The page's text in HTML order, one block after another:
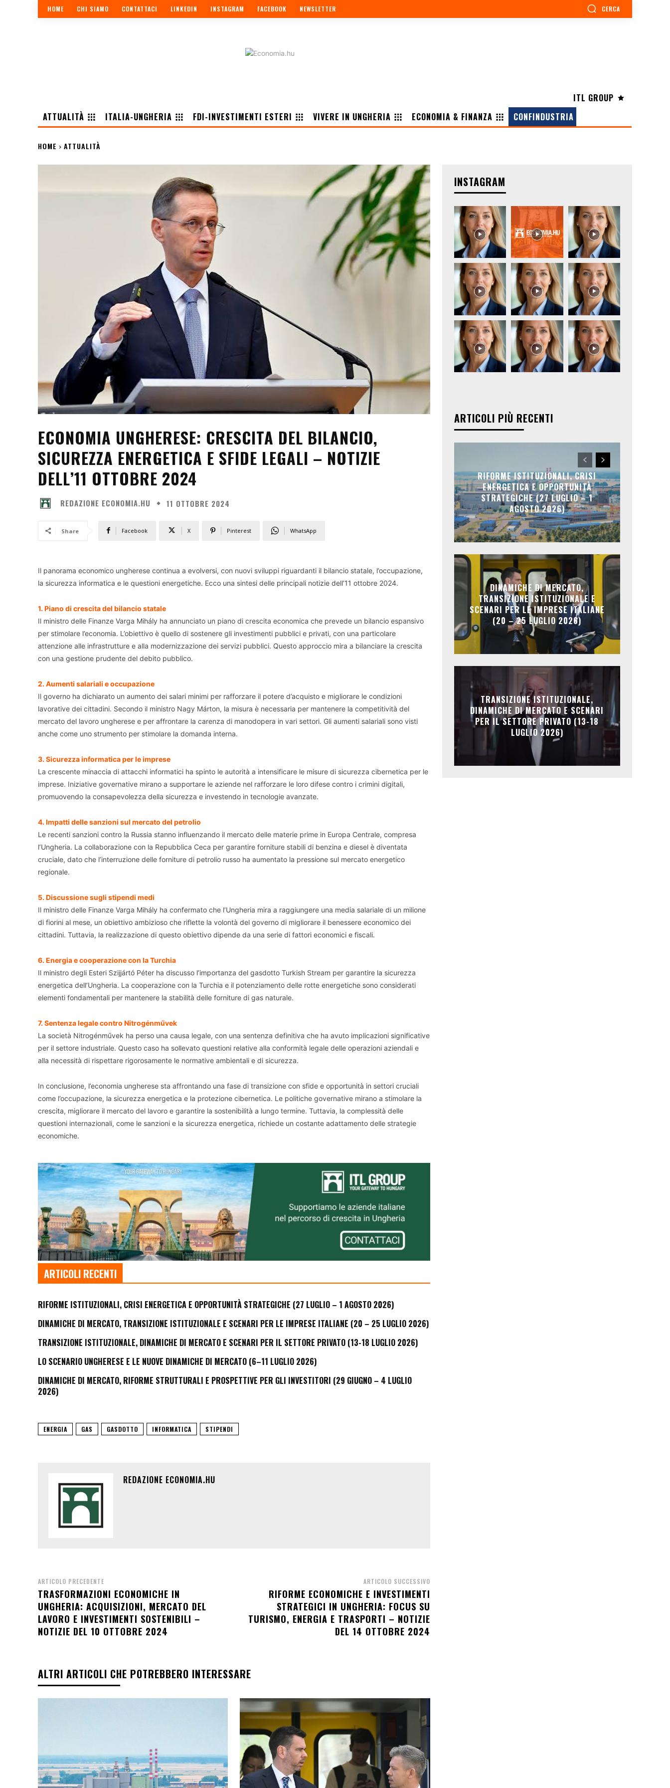
HOME CHI SIAMO CONTATTACI LINKEDIN INSTAGRAM FACEBOOK NEWSLETTER CERCA
ITL GROUP
ATTUALITÀ
ITALIA-UNGHERIA FDI-INVESTIMENTI ESTERI VIVERE IN UNGHERIA ECONOMIA & FINANZA CONFINDUSTRIA
HOME ATTUALITÀ
ECONOMIA UNGHERESE: CRESCITA DEL BILANCIO,
SICUREZZA ENERGETICA E SFIDE LEGALI – NOTIZIE
DELL’11 OTTOBRE 2024
REDAZIONE ECONOMIA.HU 11 OTTOBRE 2024
Share Facebook X Pinterest WhatsApp
Il panorama economico ungherese continua a evolversi, con nuovi sviluppi riguardanti il bilancio statale, l’occupazione,
la sicurezza informatica e le questioni energetiche. Ecco una sintesi delle principali notizie dell’11 ottobre 2024.
1. Piano di crescita del bilancio statale
Il ministro delle Finanze Varga Mihály ha annunciato un piano di crescita economica che prevede un bilancio espansivo
per stimolare l’economia. L’obiettivo è quello di sostenere gli investimenti pubblici e privati, con una particolare
attenzione alle infrastrutture e alla modernizzazione dei servizi pubblici. Questo approccio mira a bilanciare la crescita
con una gestione prudente del debito pubblico.
2. Aumenti salariali e occupazione
Il governo ha dichiarato un aumento dei salari minimi per rafforzare il potere d’acquisto e migliorare le condizioni
lavorative dei cittadini. Secondo il ministro Nagy Márton, la misura è necessaria per mantenere la competitività del
mercato del lavoro ungherese e per affrontare la carenza di manodopera in vari settori. Gli aumenti salariali sono visti
anche come uno strumento per stimolare la domanda interna.
3. Sicurezza informatica per le imprese
La crescente minaccia di attacchi informatici ha spinto le autorità a intensificare le misure di sicurezza cibernetica per le
imprese. Iniziative governative mirano a supportare le aziende nel rafforzare le loro difese contro i crimini digitali,
promuovendo la consapevolezza della sicurezza e investendo in tecnologie avanzate.
4. Impatti delle sanzioni sul mercato del petrolio
Le recenti sanzioni contro la Russia stanno influenzando il mercato delle materie prime in Europa Centrale, compresa
l’Ungheria. La collaborazione con la Repubblica Ceca per garantire forniture stabili di benzina e diesel è diventata
cruciale, dato che l’interruzione delle forniture di petrolio russo ha aumentato la pressione sul mercato energetico
regionale.
5. Discussione sugli stipendi medi
Il ministro delle Finanze Varga Mihály ha confermato che l’Ungheria mira a raggiungere una media salariale di un milione
di fiorini al mese, un obiettivo ambizioso che riflette la volontà del governo di migliorare il benessere economico dei
cittadini. Tuttavia, la realizzazione di questo obiettivo dipende da una serie di fattori economici e fiscali.
6. Energia e cooperazione con la Turchia
Il ministro degli Esteri Szijjártó Péter ha discusso l’importanza del gasdotto Turkish Stream per garantire la sicurezza
energetica dell’Ungheria. La cooperazione con la Turchia e il potenziamento delle rotte energetiche sono considerati
elementi fondamentali per mantenere la stabilità delle forniture di gas naturale.
7. Sentenza legale contro Nitrogénművek
La società Nitrogénművek ha perso una causa legale, con una sentenza definitiva che ha avuto implicazioni significative
per il settore industriale. Questo caso ha sollevato questioni relative alla conformità legale delle operazioni aziendali e
alla necessità di rispettare rigorosamente le normative ambientali e di sicurezza.
In conclusione, l’economia ungherese sta affrontando una fase di transizione con sfide e opportunità in settori cruciali
come l’occupazione, la sicurezza energetica e la protezione cibernetica. Le politiche governative mirano a stimolare la
crescita, migliorare il mercato del lavoro e garantire la sostenibilità a lungo termine. Tuttavia, la complessità delle
questioni internazionali, come le sanzioni e la sicurezza energetica, richiede un costante adattamento delle strategie
economiche.
ARTICOLI RECENTI
RIFORME ISTITUZIONALI, CRISI ENERGETICA E OPPORTUNITÀ STRATEGICHE (27 LUGLIO – 1 AGOSTO 2026)
DINAMICHE DI MERCATO, TRANSIZIONE ISTITUZIONALE E SCENARI PER LE IMPRESE ITALIANE (20 – 25 LUGLIO 2026)
TRANSIZIONE ISTITUZIONALE, DINAMICHE DI MERCATO E SCENARI PER IL SETTORE PRIVATO (13-18 LUGLIO 2026)
LO SCENARIO UNGHERESE E LE NUOVE DINAMICHE DI MERCATO (6–11 LUGLIO 2026)
DINAMICHE DI MERCATO, RIFORME STRUTTURALI E PROSPETTIVE PER GLI INVESTITORI (29 GIUGNO – 4 LUGLIO
2026)
ENERGIA GAS GASDOTTO INFORMATICA STIPENDI
REDAZIONE ECONOMIA.HU
ARTICOLO PRECEDENTE
TRASFORMAZIONI ECONOMICHE IN
UNGHERIA: ACQUISIZIONI, MERCATO DEL
LAVORO E INVESTIMENTI SOSTENIBILI –
NOTIZIE DEL 10 OTTOBRE 2024
ARTICOLO SUCCESSIVO
RIFORME ECONOMICHE E INVESTIMENTI
STRATEGICI IN UNGHERIA: FOCUS SU
TURISMO, ENERGIA E TRASPORTI – NOTIZIE
DEL 14 OTTOBRE 2024
ALTRI ARTICOLI CHE POTREBBERO INTERESSARE
INSTAGRAM
ARTICOLI PIÙ RECENTI
RIFORME ISTITUZIONALI, CRISI
ENERGETICA E OPPORTUNITÀ
STRATEGICHE (27 LUGLIO – 1
AGOSTO 2026)
DINAMICHE DI MERCATO,
TRANSIZIONE ISTITUZIONALE E
SCENARI PER LE IMPRESE ITALIANE
(20 – 25 LUGLIO 2026)
TRANSIZIONE ISTITUZIONALE,
DINAMICHE DI MERCATO E SCENARI
PER IL SETTORE PRIVATO (13-18
LUGLIO 2026)